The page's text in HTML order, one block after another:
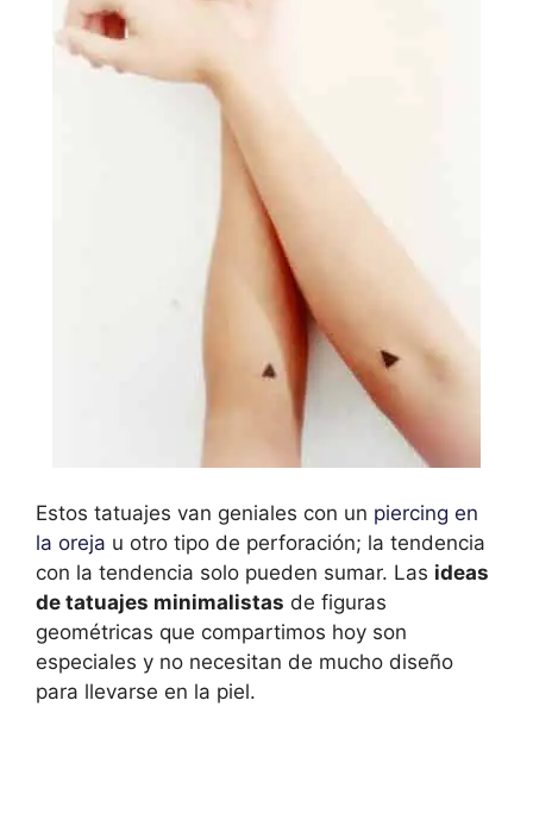
Estos tatuajes van geniales con un piercing en
la oreja u otro tipo de perforación; la tendencia
con la tendencia solo pueden sumar. Las ideas
de tatuajes minimalistas de figuras
geométricas que compartimos hoy son
especiales y no necesitan de mucho diseño
para llevarse en la piel.